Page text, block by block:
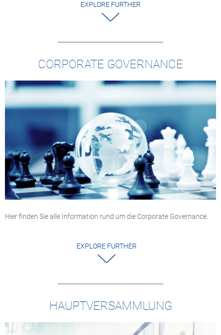
EXPLORE FURTHER
CORPORATE GOVERNANCE
Hier finden Sie alle Information rund um die Corporate Governance.
EXPLORE FURTHER
HAUPTVERSAMMLUNG